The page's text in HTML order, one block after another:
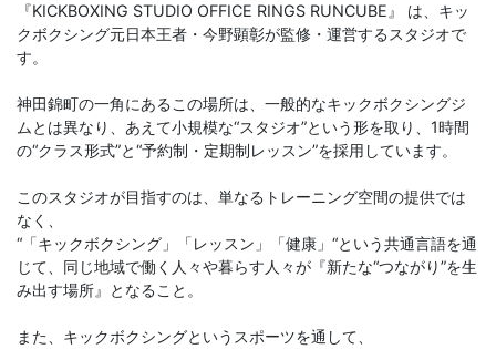
『KICKBOXING STUDIO OFFICE RINGS RUNCUBE』 は、キッ
クボクシング元日本王者・今野顕彰が監修・運営するスタジオで
す。
神田錦町の一角にあるこの場所は、一般的なキックボクシングジ
ムとは異なり、あえて小規模な“スタジオ”という形を取り、1時間
の“クラス形式”と“予約制・定期制レッスン”を採用しています。
このスタジオが目指すのは、単なるトレーニング空間の提供では
なく、
“「キックボクシング」「レッスン」「健康」“という共通言語を通
じて、同じ地域で働く人々や暮らす人々が『新たな“つながり”を生
み出す場所』となること。
また、キックボクシングというスポーツを通して、